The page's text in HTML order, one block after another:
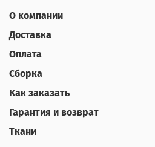
О компании
Доставка
Оплата
Сборка
Как заказать
Гарантия и возврат
Ткани